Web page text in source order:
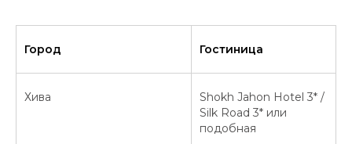
Город Гостиница
Хива
Shokh Jahon Hotel 3* /
Silk Road 3* или
подобная